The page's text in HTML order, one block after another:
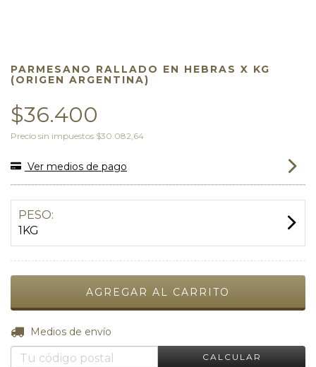
PARMESANO RALLADO EN HEBRAS X KG
(ORIGEN ARGENTINA)
$36.400
Precio sin impuestos $30.082,64
Ver medios de pago
PESO:
1KG
Entregas para el CP:
Medios de envío
CALCULAR